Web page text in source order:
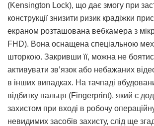
(Kensington Lock), що дає змогу при
конструкції знизити ризик крадіжки
екраном розташована вебкамера з
FHD). Вона оснащена спеціальною
шторкою. Закривши її, можна не
активувати зв’язок або небажаних
в інших випадках. На тачпаді
відбитку пальця (Fingerprint), який є
захистом при вході в робочу
невидимих засобів захисту, слід ще